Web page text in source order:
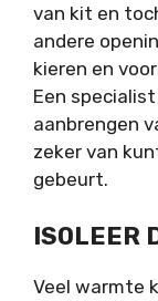
van kit en
andere
kieren en
Een
aanbrengen
zeker van
gebeurt.
ISOLEER
Veel warmte